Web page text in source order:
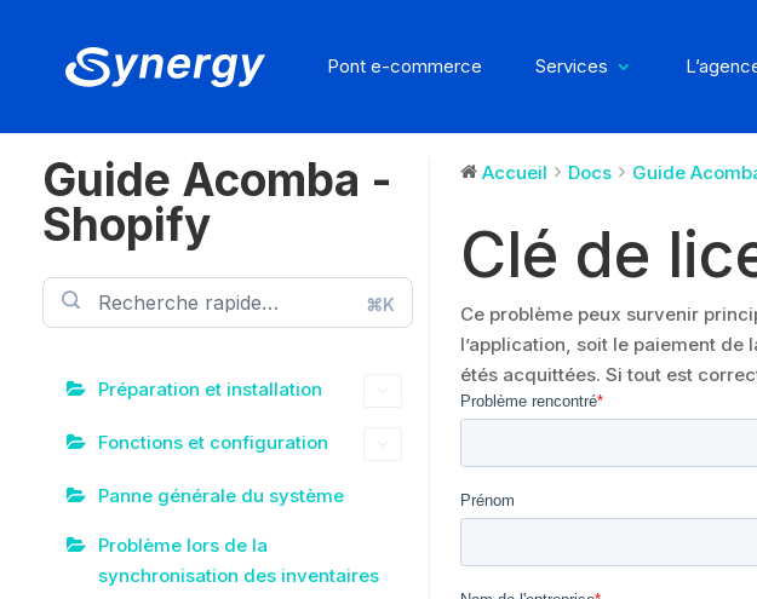
Pont e-commerce Services
Guide Acomba -
Shopify
⌘K
Préparation et installation
Fonctions et configuration
Panne générale du système
Problème lors de la
synchronisation des inventaires
Accueil Docs Guide
Clé de
Ce problème peux survenir
l’application, soit le paiement de
étés acquittées. Si tout est